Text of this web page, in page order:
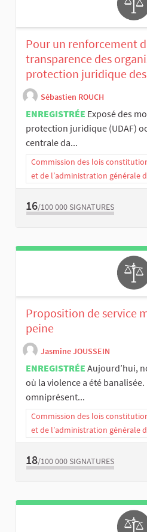
Pour un renforcement
transparence des
protection juridique des
Sébastien ROUCH
ENREGISTRÉE Exposé des
protection juridique (UDAF)
centrale da...
Commission des lois
et de l’administration générale
16/100 000 SIGNATURES
Proposition de service
peine
Jasmine JOUSSEIN
ENREGISTRÉE Aujourd’hui,
où la violence a été
omniprésent...
Commission des lois
et de l’administration générale
18/100 000 SIGNATURES